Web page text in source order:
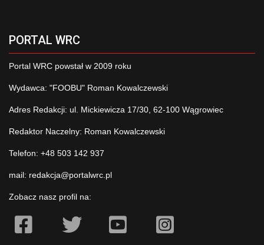
PORTAL WRC
Portal WRC powstał w 2009 roku
Wydawca: "FOOBU" Roman Kowalczewski
Adres Redakcji: ul. Mickiewicza 17/30, 62-100 Wągrowiec
Redaktor Naczelny: Roman Kowalczewski
Telefon: +48 503 142 937
mail: redakcja@portalwrc.pl
Zobacz nasz profil na: